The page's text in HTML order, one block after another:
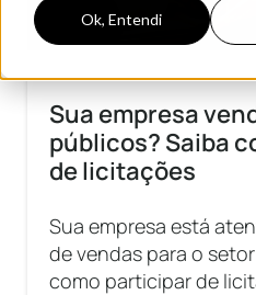
Ok, Entendi
Sua empresa
públicos? Saiba
de licitações
Sua empresa está
de vendas para o
como participar de